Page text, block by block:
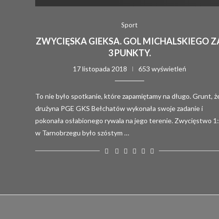
Sport
ZWYCIĘSKA GIEKSA. GOL MICHALSKIEGO
3 PUNKTY.
17 listopada 2018 653 wyświetleń
To nie było spotkanie, które zapamiętamy na długo. Grunt,
drużyna PGE GKS Bełchatów wykonała swoje zadanie i
pokonała osłabionego rywala na jego terenie. Zwycięstwo
w Tarnobrzegu było szóstym …